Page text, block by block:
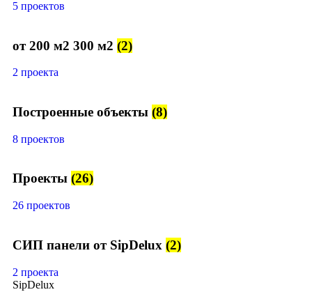
5 проектов
от 200 м2 300 м2 (2)
2 проекта
Построенные объекты (8)
8 проектов
Проекты (26)
26 проектов
СИП панели от SipDelux (2)
2 проекта
SipDelux